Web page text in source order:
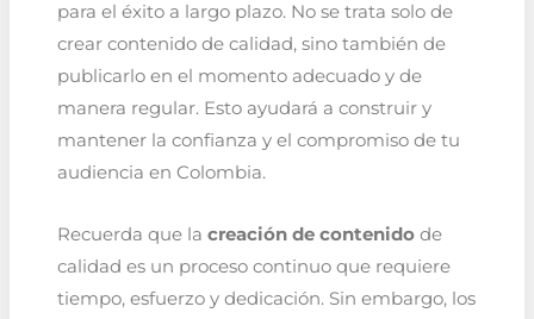
para el éxito a largo plazo. No se trata solo de
crear contenido de calidad, sino también de
publicarlo en el momento adecuado y de
manera regular. Esto ayudará a construir y
mantener la confianza y el compromiso de tu
audiencia en Colombia.
Recuerda que la creación de contenidode
calidad es un proceso continuo que requiere
tiempo, esfuerzo y dedicación. Sin embargo, los